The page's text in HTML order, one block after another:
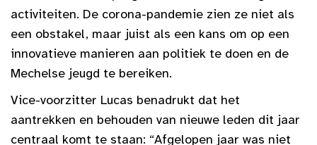
activiteiten. De corona-pandemie zien ze niet als
een obstakel, maar juist als een kans om op een
innovatieve manieren aan politiek te doen en de
Mechelse jeugd te bereiken.
Vice-voorzitter Lucas benadrukt dat het
aantrekken en behouden van nieuwe leden dit jaar
centraal komt te staan: “Afgelopen jaar was niet